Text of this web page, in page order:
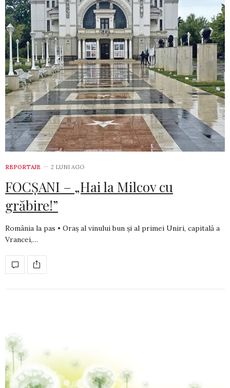
REPORTAJE 2 LUNI AGO
FOCȘANI – „Hai la Milcov cu
grăbire!”
România la pas • Oraș al vinului bun și al primei Uniri, capitală a
Vrancei,…